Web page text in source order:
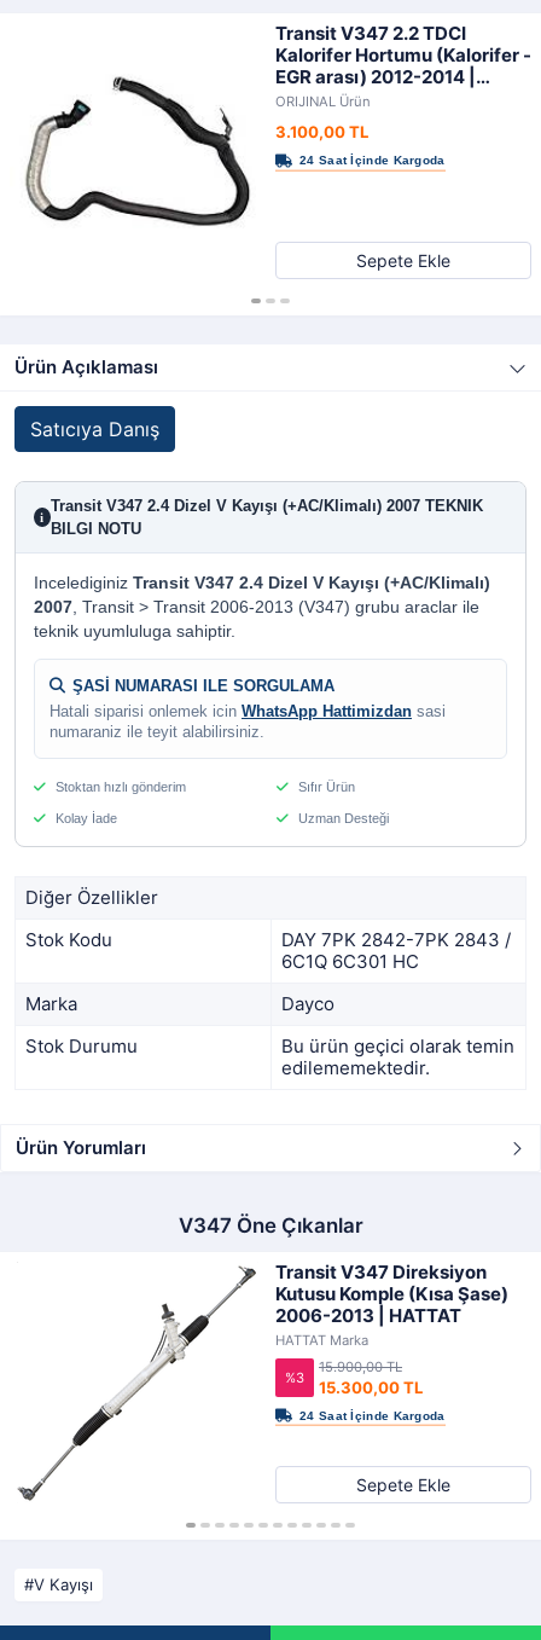
Transit V347 2.2 TDCI
Kalorifer Hortumu (Kalorifer -
EGR arası) 2012-2014 |
ORIJINAL
ORIJINAL Ürün
3.100,00 TL
Sepete Ekle
Ürün Açıklaması
Satıcıya Danış
i
Transit V347 2.4 Dizel V Kayışı (+AC/Klimalı) 2007 TEKNIK
BILGI NOTU
Incelediginiz Transit V347 2.4 Dizel V Kayışı (+AC/Klimalı)
2007, Transit > Transit 2006-2013 (V347) grubu araclar ile
teknik uyumluluga sahiptir.
ŞASİ NUMARASI ILE SORGULAMA
Hatali siparisi onlemek icin WhatsApp Hattimizdan sasi
numaraniz ile teyit alabilirsiniz.
Stoktan hızlı gönderim Sıfır Ürün
Kolay İade Uzman Desteği
Diğer Özellikler
Stok Kodu
DAY 7PK 2842-7PK 2843 /
6C1Q 6C301 HC
Marka
Dayco
Stok Durumu
Bu ürün geçici olarak temin
edilememektedir.
Ürün Yorumları
V347 Öne Çıkanlar
Transit V347 Direksiyon
Kutusu Komple (Kısa Şase)
2006-2013 | HATTAT
HATTAT Marka
%3 15.300,00 TL
15.900,00 TL
Sepete Ekle
V Kayışı